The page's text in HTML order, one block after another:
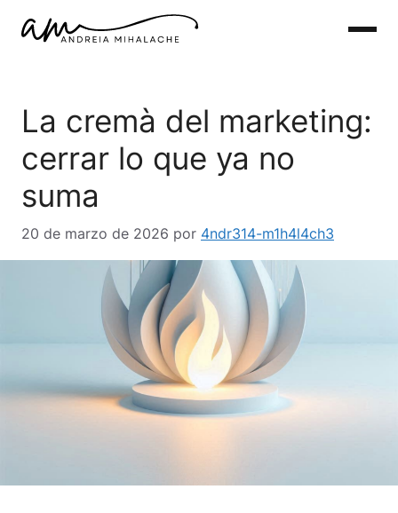
contenido
marketing digital
La cremà del marketing:
cerrar lo que ya no
suma
20 de marzo de 2026 por 4ndr314-m1h4l4ch3